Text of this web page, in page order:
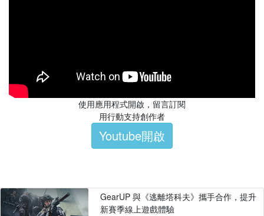
使用應用程式開啟，留言訂閱
用行動支持創作者
Youtube開啟
GearUP 與《逃離塔科夫》攜手合作，提升
新賽季線上遊戲體驗